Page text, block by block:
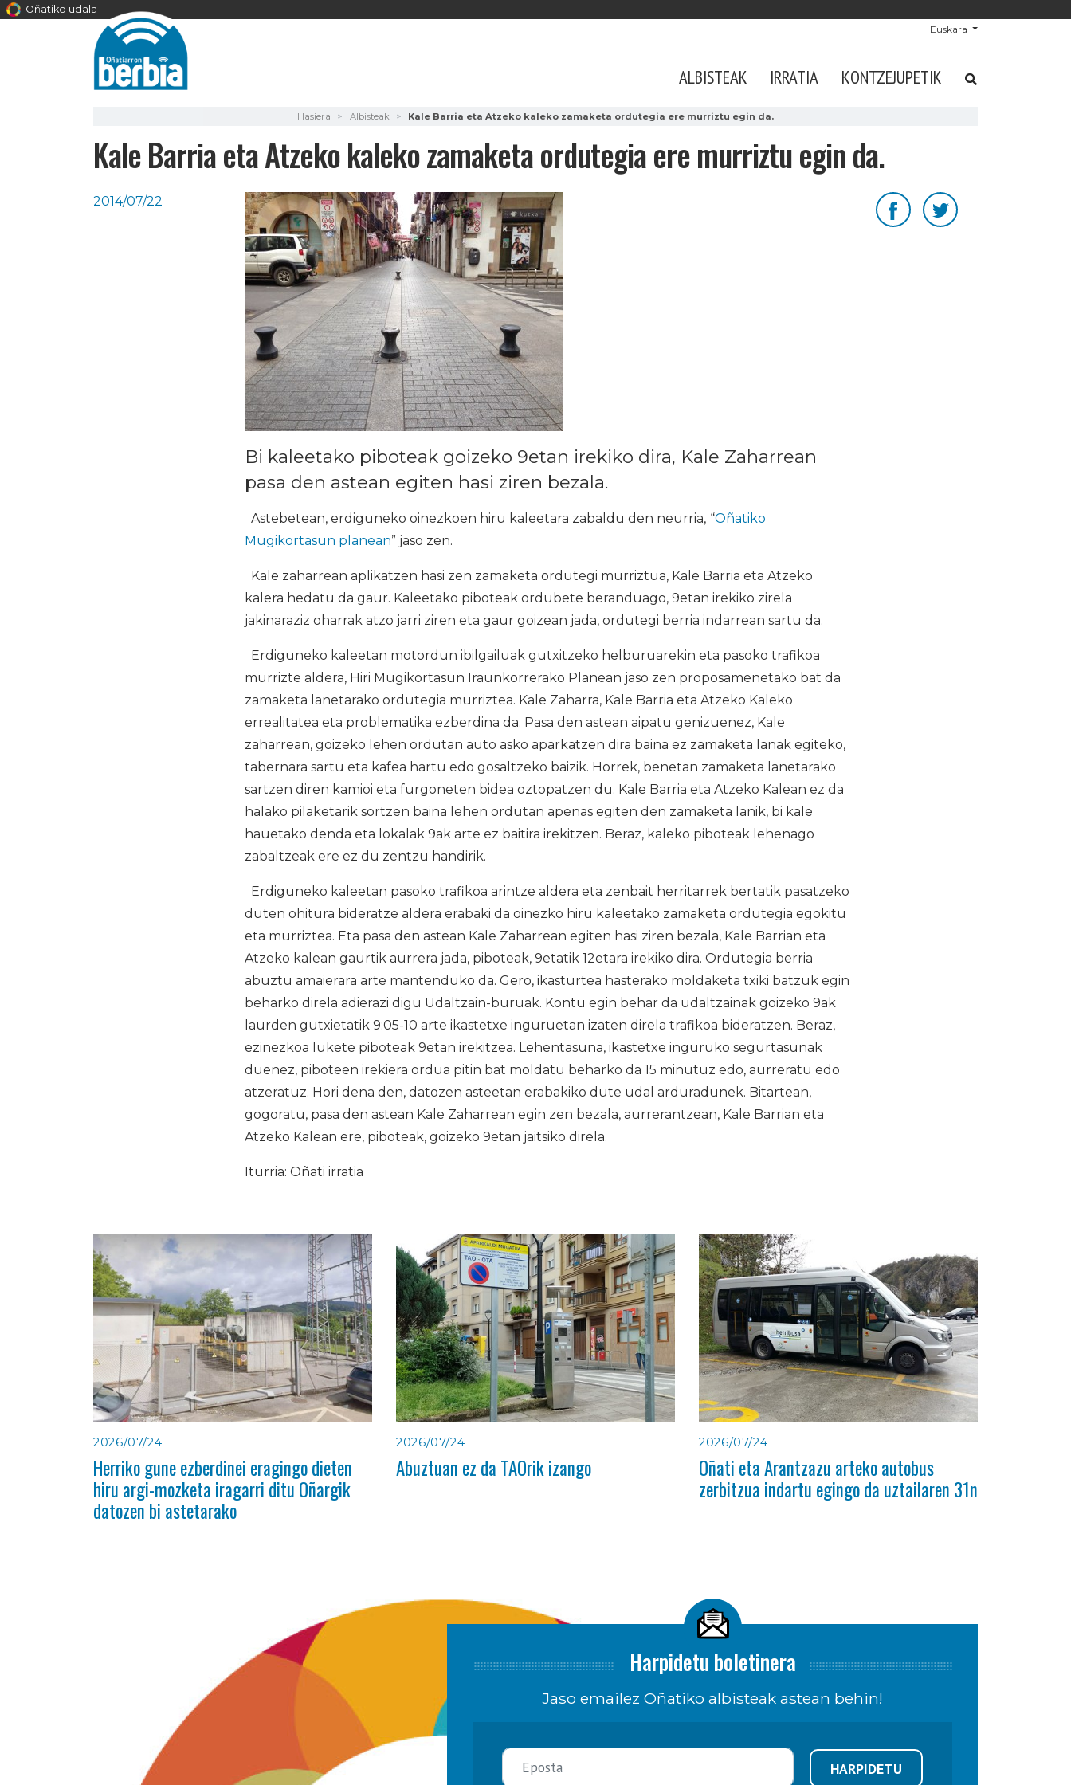
Oñatiko udala
Euskara
ALBISTEAK IRRATIA KONTZEJUPETIK
Hasiera Albisteak Kale Barria eta Atzeko kaleko zamaketa ordutegia ere murriztu egin da.
Kale Barria eta Atzeko kaleko zamaketa ordutegia ere murriztu egin da.
2014/07/22
Bi kaleetako piboteak goizeko 9etan irekiko dira, Kale Zaharrean
pasa den astean egiten hasi ziren bezala.
Astebetean, erdiguneko oinezkoen hiru kaleetara zabaldu den neurria, “Oñatiko
Mugikortasun planean” jaso zen.
Kale zaharrean aplikatzen hasi zen zamaketa ordutegi murriztua, Kale Barria eta Atzeko
kalera hedatu da gaur. Kaleetako piboteak ordubete beranduago, 9etan irekiko zirela
jakinaraziz oharrak atzo jarri ziren eta gaur goizean jada, ordutegi berria indarrean sartu da.
Erdiguneko kaleetan motordun ibilgailuak gutxitzeko helburuarekin eta pasoko trafikoa
murrizte aldera, Hiri Mugikortasun Iraunkorrerako Planean jaso zen proposamenetako bat da
zamaketa lanetarako ordutegia murriztea. Kale Zaharra, Kale Barria eta Atzeko Kaleko
errealitatea eta problematika ezberdina da. Pasa den astean aipatu genizuenez, Kale
zaharrean, goizeko lehen ordutan auto asko aparkatzen dira baina ez zamaketa lanak egiteko,
tabernara sartu eta kafea hartu edo gosaltzeko baizik. Horrek, benetan zamaketa lanetarako
sartzen diren kamioi eta furgoneten bidea oztopatzen du. Kale Barria eta Atzeko Kalean ez da
halako pilaketarik sortzen baina lehen ordutan apenas egiten den zamaketa lanik, bi kale
hauetako denda eta lokalak 9ak arte ez baitira irekitzen. Beraz, kaleko piboteak lehenago
zabaltzeak ere ez du zentzu handirik.
Erdiguneko kaleetan pasoko trafikoa arintze aldera eta zenbait herritarrek bertatik pasatzeko
duten ohitura bideratze aldera erabaki da oinezko hiru kaleetako zamaketa ordutegia egokitu
eta murriztea. Eta pasa den astean Kale Zaharrean egiten hasi ziren bezala, Kale Barrian eta
Atzeko kalean gaurtik aurrera jada, piboteak, 9etatik 12etara irekiko dira. Ordutegia berria
abuztu amaierara arte mantenduko da. Gero, ikasturtea hasterako moldaketa txiki batzuk egin
beharko direla adierazi digu Udaltzain-buruak. Kontu egin behar da udaltzainak goizeko 9ak
laurden gutxietatik 9:05-10 arte ikastetxe inguruetan izaten direla trafikoa bideratzen. Beraz,
ezinezkoa lukete piboteak 9etan irekitzea. Lehentasuna, ikastetxe inguruko segurtasunak
duenez, piboteen irekiera ordua pitin bat moldatu beharko da 15 minutuz edo, aurreratu edo
atzeratuz. Hori dena den, datozen asteetan erabakiko dute udal arduradunek. Bitartean,
gogoratu, pasa den astean Kale Zaharrean egin zen bezala, aurrerantzean, Kale Barrian eta
Atzeko Kalean ere, piboteak, goizeko 9etan jaitsiko direla.
Iturria: Oñati irratia
2026/07/24
Herriko gune ezberdinei eragingo dieten
hiru argi-mozketa iragarri ditu Oñargik
datozen bi astetarako
2026/07/24
Abuztuan ez da TAOrik izango
2026/07/24
Oñati eta Arantzazu arteko autobus
zerbitzua indartu egingo da uztailaren 31n
Harpidetu boletinera
Jaso emailez Oñatiko albisteak astean behin!
HARPIDETU